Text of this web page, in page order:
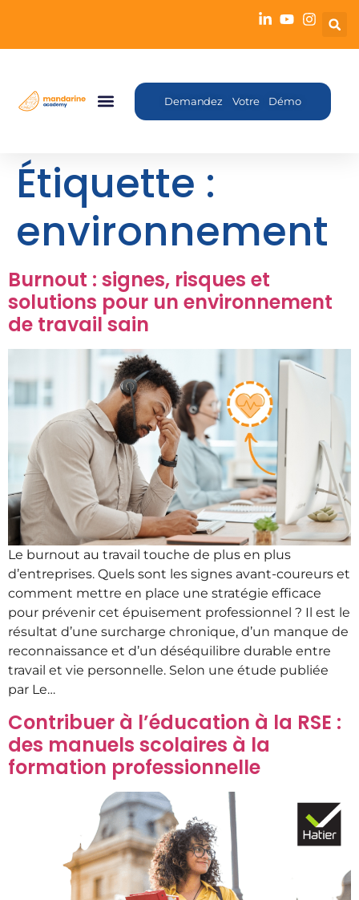
Demandez Votre Démo
Étiquette :
environnement
Burnout : signes, risques et
solutions pour un environnement
de travail sain
Le burnout au travail touche de plus en plus
d’entreprises. Quels sont les signes avant-coureurs et
comment mettre en place une stratégie efficace
pour prévenir cet épuisement professionnel ? Il est le
résultat d’une surcharge chronique, d’un manque de
reconnaissance et d’un déséquilibre durable entre
travail et vie personnelle. Selon une étude publiée
par Le…
Contribuer à l’éducation à la RSE :
des manuels scolaires à la
formation professionnelle